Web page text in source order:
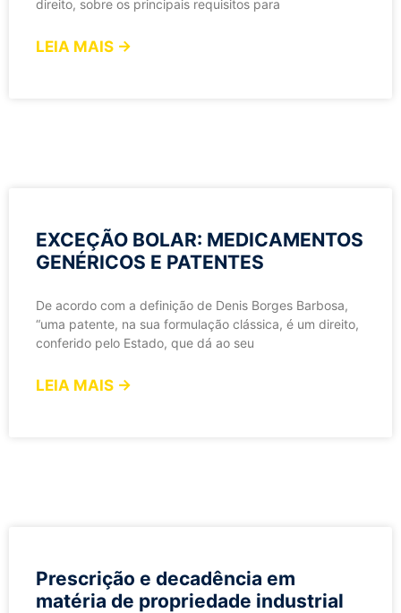
direito, sobre os principais requisitos para
LEIA MAIS →
EXCEÇÃO BOLAR: MEDICAMENTOS
GENÉRICOS E PATENTES
De acordo com a definição de Denis Borges Barbosa,
“uma patente, na sua formulação clássica, é um direito,
conferido pelo Estado, que dá ao seu
LEIA MAIS →
Prescrição e decadência em
matéria de propriedade industrial